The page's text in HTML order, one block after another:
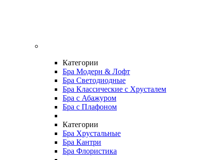
Категории
Бра Модерн & Лофт
Бра Светодиодные
Бра Классические с Хрусталем
Бра с Абажуром
Бра с Плафоном
Категории
Бра Хрустальные
Бра Кантри
Бра Флористика